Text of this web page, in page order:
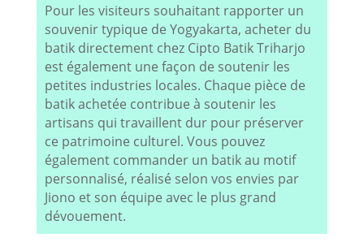
Pour les visiteurs souhaitant rapporter un
souvenir typique de Yogyakarta, acheter du
batik directement chez Cipto Batik Triharjo
est également une façon de soutenir les
petites industries locales. Chaque pièce de
batik achetée contribue à soutenir les
artisans qui travaillent dur pour préserver
ce patrimoine culturel. Vous pouvez
également commander un batik au motif
personnalisé, réalisé selon vos envies par
Jiono et son équipe avec le plus grand
dévouement.